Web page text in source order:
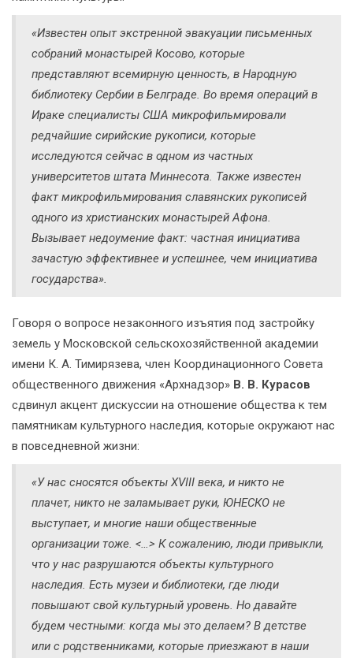
«Известен опыт экстренной эвакуации письменных
собраний монастырей Косово, которые
представляют всемирную ценность, в Народную
библиотеку Сербии в Белграде. Во время операций в
Ираке специалисты США микрофильмировали
редчайшие сирийские рукописи, которые
исследуются сейчас в одном из частных
университетов штата Миннесота. Также известен
факт микрофильмирования славянских рукописей
одного из христианских монастырей Афона.
Вызывает недоумение факт: частная инициатива
зачастую эффективнее и успешнее, чем инициатива
государства».
Говоря о вопросе незаконного изъятия под застройку
земель у Московской сельскохозяйственной академии
имени К. А. Тимирязева, член Координационного Совета
общественного движения «Архнадзор» В. В. Курасов
сдвинул акцент дискуссии на отношение общества к тем
памятникам культурного наследия, которые окружают нас
в повседневной жизни:
«У нас сносятся объекты XVIII века, и никто не
плачет, никто не заламывает руки, ЮНЕСКО не
выступает, и многие наши общественные
организации тоже. <…> К сожалению, люди привыкли,
что у нас разрушаются объекты культурного
наследия. Есть музеи и библиотеки, где люди
повышают свой культурный уровень. Но давайте
будем честными: когда мы это делаем? В детстве
или с родственниками, которые приезжают в наши